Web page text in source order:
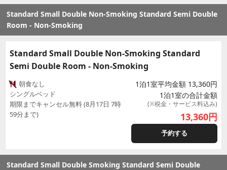
Standard Small Double Non-Smoking Standard Semi Double
Room - Non-Smoking
Standard Small Double Non-Smoking Standard
Semi Double Room - Non-Smoking
朝食なし
シングルベッド
期限までキャンセル無料 (8月17日 7時
59分まで)
1泊1室平均金額 13,360円
1泊1室の合計金額
(※税金・サービス料込み)
13,360円
予約する
Standard Small Double Smoking Standard Semi Double